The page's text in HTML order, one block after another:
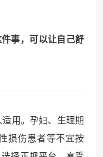
事，可以让自己舒
用。孕妇、生理期
损伤患者等不宜按